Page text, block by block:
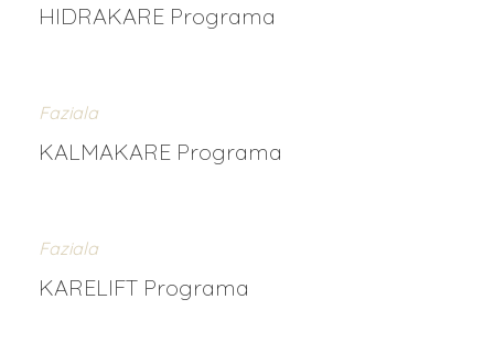
HIDRAKARE Programa
Faziala
KALMAKARE Programa
Faziala
KARELIFT Programa